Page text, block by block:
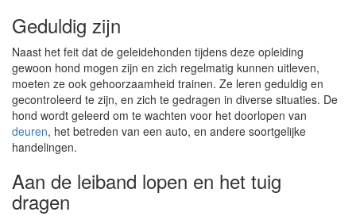
Geduldig zijn
Naast het feit dat de geleidehonden tijdens deze opleiding
gewoon hond mogen zijn en zich regelmatig kunnen uitleven,
moeten ze ook gehoorzaamheid trainen. Ze leren geduldig en
gecontroleerd te zijn, en zich te gedragen in diverse situaties. De
hond wordt geleerd om te wachten voor het doorlopen van
deuren, het betreden van een auto, en andere soortgelijke
handelingen.
Aan de leiband lopen en het tuig
dragen